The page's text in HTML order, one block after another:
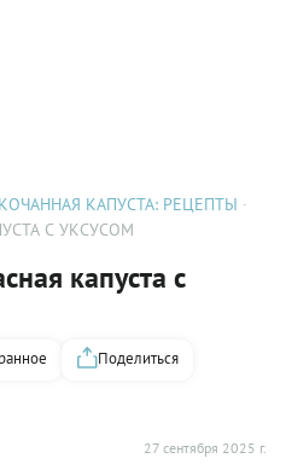
КАПУСТА: РЕЦЕПТЫ
С УКСУСОМ
капуста с
27 сентября 2025 г.
Поделиться